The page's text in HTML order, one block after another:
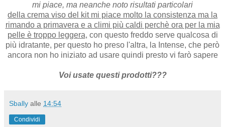
mi piace, ma neanche noto risultati particolari
della crema viso del kit mi piace molto la consistenza ma la
rimando a primavera e a climi più caldi perchè ora per la mia
pelle è troppo leggera, con questo freddo serve qualcosa di
più idratante, per questo ho preso l'altra, la Intense, che però
ancora non ho iniziato ad usare quindi presto vi farò sapere
Voi usate questi prodotti???
Sbally alle 14:54
Condividi